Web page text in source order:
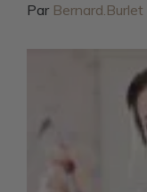
Par Bernard.Burlet